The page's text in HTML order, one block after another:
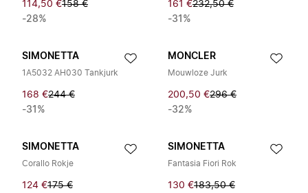
114,50 €158 €
-28%
161 €232,50 €
-31%
SIMONETTA
1A5032 AH030 Tankjurk
168 €244 €
-31%
MONCLER
Mouwloze Jurk
200,50 €296 €
-32%
SIMONETTA
Corallo Rokje
124 €175 €
SIMONETTA
Fantasia Fiori Rok
130 €183,50 €